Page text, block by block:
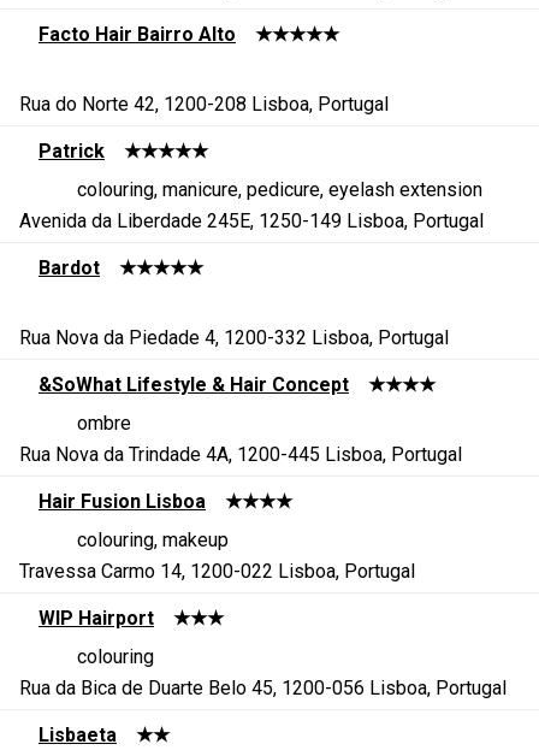
Facto Hair Bairro Alto ★★★★★
Rua do Norte 42, 1200-208 Lisboa, Portugal
Patrick
★★★★★
colouring, manicure, pedicure, eyelash extension
Avenida da Liberdade 245E, 1250-149 Lisboa, Portugal
Bardot ★★★★★
Rua Nova da Piedade 4, 1200-332 Lisboa, Portugal
&SoWhat Lifestyle & Hair Concept
★★★★
ombre
Rua Nova da Trindade 4A, 1200-445 Lisboa, Portugal
Hair Fusion Lisboa
★★★★
colouring, makeup
Travessa Carmo 14, 1200-022 Lisboa, Portugal
WIP Hairport
★★★
colouring
Rua da Bica de Duarte Belo 45, 1200-056 Lisboa, Portugal
Lisbaeta ★★